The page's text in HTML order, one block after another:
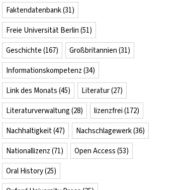
Faktendatenbank(31)
Freie Universität Berlin (51)
Geschichte (167) Großbritannien (31)
Informationskompetenz (34)
Link des Monats (45) Literatur(27)
Literaturverwaltung (28) lizenzfrei (172)
Nachhaltigkeit(47) Nachschlagewerk(36)
Nationallizenz (71) Open Access (53)
Oral History(25)